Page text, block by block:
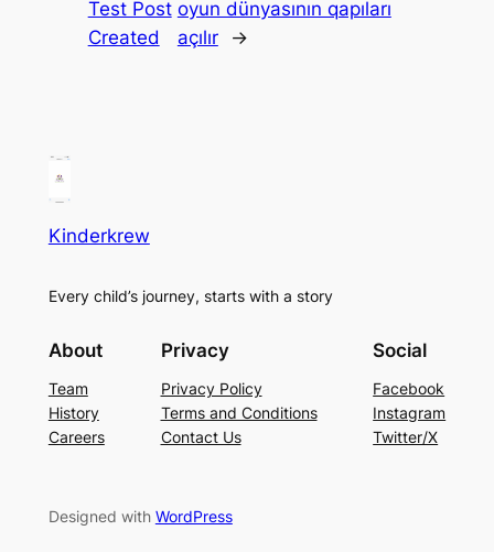
Test Post
Created
oyun dünyasının qapıları
açılır
→
Kinderkrew
Every child’s journey, starts with a story
About
Team
History
Careers
Privacy
Privacy Policy
Terms and Conditions
Contact Us
Social
Facebook
Instagram
Twitter/X
Designed with WordPress